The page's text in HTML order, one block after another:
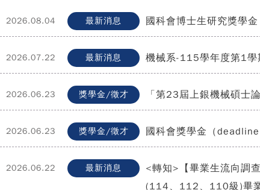
2026.08.04 最新消息 國科會博士生研究獎學
2026.07.22 最新消息 機械系-115學年度第1學
2026.06.23 獎學金/徵才 「第23屆上銀機械碩
2026.06.23 獎學金/徵才 國科會獎學金（
2026.06.22 最新消息
<轉知>【畢業生流向調
(114、112、110級)畢